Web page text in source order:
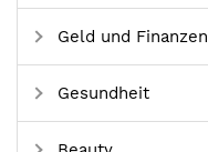
Geld und Finanzen
Gesundheit